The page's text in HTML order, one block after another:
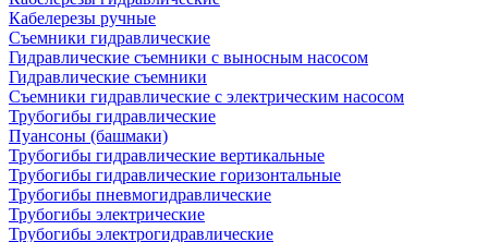
Кабелерезы ручные
Съемники гидравлические
Гидравлические cъемники с выносным насосом
Гидравлические съемники
Съемники гидравлические с электрическим насосом
Трубогибы гидравлические
Пуансоны (башмаки)
Трубогибы гидравлические вертикальные
Трубогибы гидравлические горизонтальные
Трубогибы пневмогидравлические
Трубогибы электрические
Трубогибы электрогидравлические